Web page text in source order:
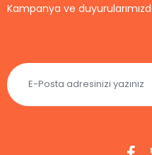
Kampanya ve